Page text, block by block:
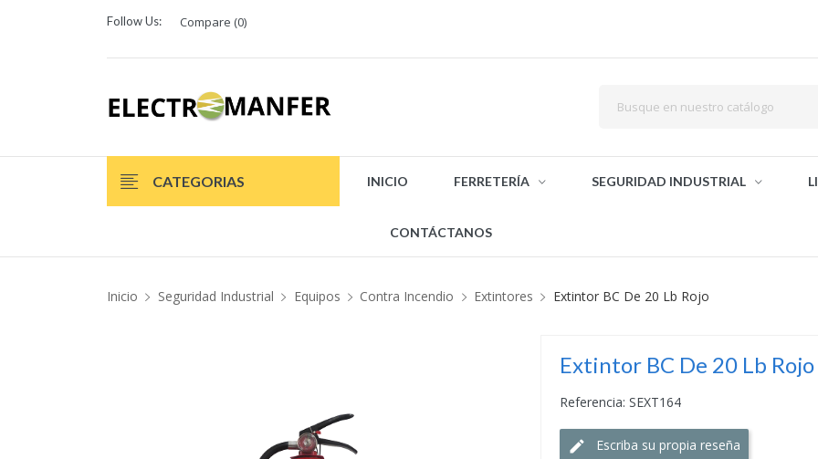
Follow Us: Compare (0)
CATEGORIAS INICIO FERRETERÍA SEGURIDAD INDUSTRIAL
CONTÁCTANOS
Inicio Seguridad Industrial Equipos Contra Incendio Extintores Extintor BC De 20 Lb Rojo
Extintor BC De 20 Lb Rojo
Referencia: SEXT164
Escriba su propia reseña